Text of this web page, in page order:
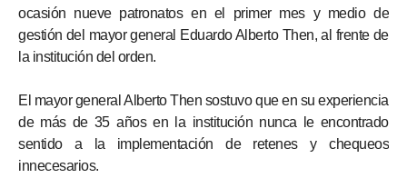
ocasión nueve patronatos en el primer mes y medio de
gestión del mayor general Eduardo Alberto Then, al frente de
la institución del orden.
El mayor general Alberto Then sostuvo que en su experiencia
de más de 35 años en la institución nunca le encontrado
sentido a la implementación de retenes y chequeos
innecesarios.